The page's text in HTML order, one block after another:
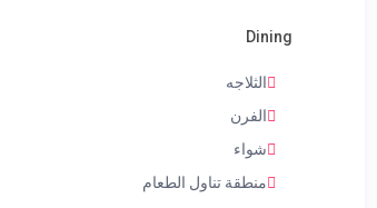
Dining
الثلاجه
الفرن
شواء
منطقة تناول الطعام